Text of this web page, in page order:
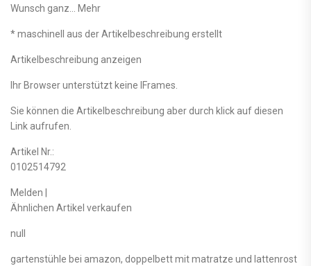
Wunsch ganz… Mehr
* maschinell aus der Artikelbeschreibung erstellt
Artikelbeschreibung anzeigen
Ihr Browser unterstützt keine IFrames.
Sie können die Artikelbeschreibung aber durch klick auf diesen
Link aufrufen.
Artikel Nr.:
0102514792
Melden |
Ähnlichen Artikel verkaufen
null
gartenstühle bei amazon, doppelbett mit matratze und lattenrost